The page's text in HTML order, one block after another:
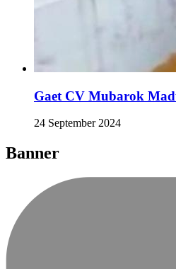
Gaet CV Mubarok
24 September 2024
Banner